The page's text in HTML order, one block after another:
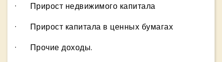
· Прирост недвижимого капитала
· Прирост капитала в ценных бумагах
· Прочие доходы.